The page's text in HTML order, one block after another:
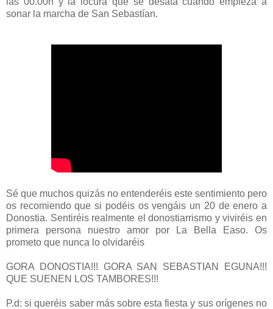
sonar la marcha de San Sebastían.
Sé que muchos quizás no entenderéis este sentimiento pero
os recomiendo que si podéis os vengáis un 20 de enero a
Donostia. Sentiréis realmente el donostiarrismo y viviréis en
primera persona nuestro amor por La Bella Easo. Os
prometo que nunca lo olvidaréis
GORA DONOSTIA!!! GORA SAN SEBASTIAN EGUNA!!!
QUE SUENEN LOS TAMBORES!!!
P.d: si queréis saber más sobre esta fiesta y sus orígenes no